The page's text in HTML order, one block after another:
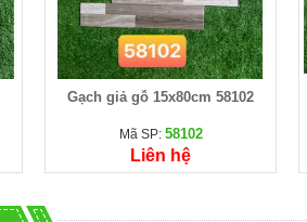
Gạch giả gỗ 15x80cm 58102
Mã SP: 58102
Liên hệ